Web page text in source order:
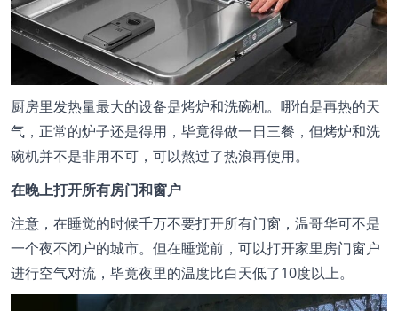
厨房里发热量最大的设备是烤炉和洗碗机。哪怕是再热的天
气，正常的炉子还是得用，毕竟得做一日三餐，但烤炉和洗
碗机并不是非用不可，可以熬过了热浪再使用。
在晚上打开所有房门和窗户
注意，在睡觉的时候千万不要打开所有门窗，温哥华可不是
一个夜不闭户的城市。但在睡觉前，可以打开家里房门窗户
进行空气对流，毕竟夜里的温度比白天低了10度以上。